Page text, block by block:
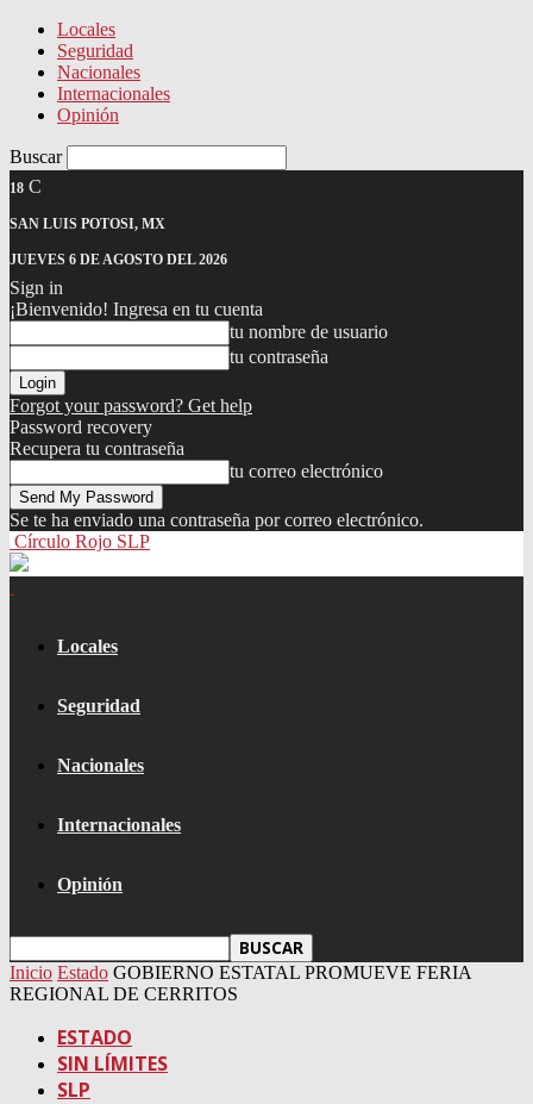
Locales
Seguridad
Nacionales
Internacionales
Opinión
Buscar
18 C
SAN LUIS POTOSI, MX
JUEVES 6 DE AGOSTO DEL 2026
Sign in
¡Bienvenido! Ingresa en tu cuenta
tu nombre de usuario
tu contraseña
Forgot your password? Get help
Password recovery
Recupera tu contraseña
tu correo electrónico
Se te ha enviado una contraseña por correo electrónico.
Círculo Rojo SLP
Locales
Seguridad
Nacionales
Internacionales
Opinión
Inicio Estado GOBIERNO ESTATAL PROMUEVE FERIA
REGIONAL DE CERRITOS
ESTADO
SIN LÍMITES
SLP